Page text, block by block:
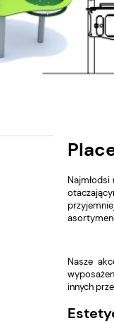
Nasze
innych